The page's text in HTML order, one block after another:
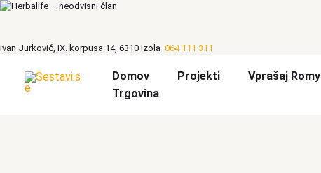
Ivan Jurkovič, IX. korpusa 14, 6310 Izola ·064 111 311
Skip
content
Domov Projekti Vprašaj Romy
Trgovina